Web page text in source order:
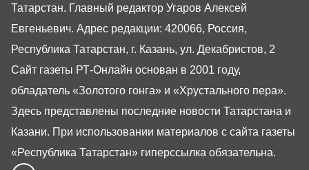
Татарстан. Главный редактор Угаров Алексей
Евгеньевич. Адрес редакции: 420066, Россия,
Республика Татарстан, г. Казань, ул. Декабристов, 2
Сайт газеты РТ-Онлайн основан в 2001 году,
обладатель «Золотого гонга» и «Хрустального пера».
Здесь представлены последние новости Татарстана и
Казани. При использовании материалов с сайта газеты
«Республика Татарстан» гиперссылка обязательна.